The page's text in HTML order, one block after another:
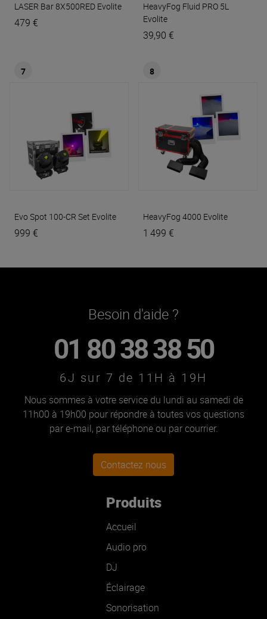
LASER Bar 8X500RED Evolite
479 €
HeavyFog Fluid PRO 5L
Evolite
39,90 €
7
Evo Spot 100-CR Set Evolite
999 €
8
HeavyFog 4000 Evolite
1 499 €
Besoin d'aide ?
01 80 38 38 50
6J sur 7 de 11H à 19H
Nous sommes à votre service du lundi au samedi de
11h00 à 19h00 pour répondre à toutes vos questions
par e-mail, par téléphone ou par courrier.
Contactez nous
Produits
Accueil
Audio pro
DJ
Éclairage
Sonorisation